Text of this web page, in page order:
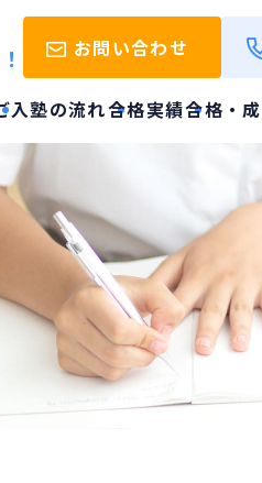
入塾の流れ合格実績合格・
お問い合わせ